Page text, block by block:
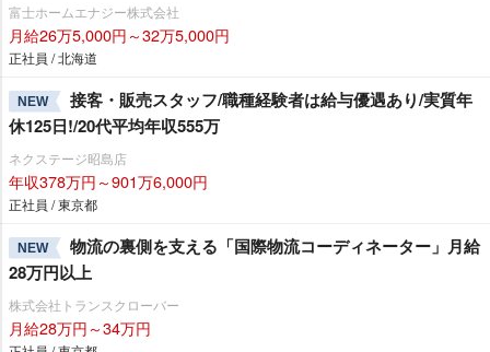
富士ホームエナジー株式会社
月給26万5,000円～32万5,000円
正社員 / 北海道
NEW
接客・販売スタッフ/職種経験者は給与優遇あり/実質年
休125日!/20代平均年収555万
ネクステージ昭島店
年収378万円～901万6,000円
正社員 / 東京都
NEW
物流の裏側を支える「国際物流コーディネーター」月給
28万円以上
株式会社トランスクローバー
月給28万円～34万円